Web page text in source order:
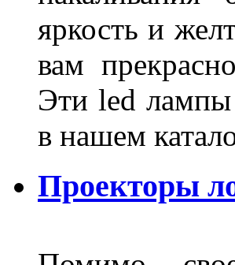
яркость и
вам
Эти led лампы
в нашем
Проекторы